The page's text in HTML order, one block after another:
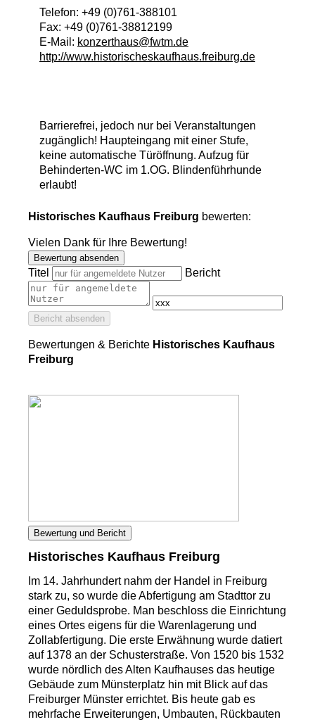
Telefon: +49 (0)761-388101
Fax: +49 (0)761-38812199
E-Mail: konzerthaus@fwtm.de
http://www.historischeskaufhaus.freiburg.de
Barrierefrei, jedoch nur bei Veranstaltungen
zugänglich! Haupteingang mit einer Stufe,
keine automatische Türöffnung. Aufzug für
Behinderten-WC im 1.OG. Blindenführhunde
erlaubt!
Historisches Kaufhaus Freiburg bewerten:
Vielen Dank für Ihre Bewertung!
Bewertung absenden
Titel Bericht
Bericht absenden
Bewertungen & Berichte Historisches Kaufhaus
Freiburg
Bewertung und Bericht
Historisches Kaufhaus Freiburg
Im 14. Jahrhundert nahm der Handel in Freiburg
stark zu, so wurde die Abfertigung am Stadttor zu
einer Geduldsprobe. Man beschloss die Einrichtung
eines Ortes eigens für die Warenlagerung und
Zollabfertigung. Die erste Erwähnung wurde datiert
auf 1378 an der Schusterstraße. Von 1520 bis 1532
wurde nördlich des Alten Kaufhauses das heutige
Gebäude zum Münsterplatz hin mit Blick auf das
Freiburger Münster errichtet. Bis heute gab es
mehrfache Erweiterungen, Umbauten, Rückbauten